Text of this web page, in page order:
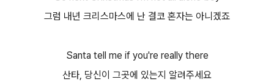
그럼 내년 크리스마스에 난 결코 혼자는 아니겠죠​
Santa tell me if you're really there
산타, 당신이 그곳에 있는지 알려주세요​